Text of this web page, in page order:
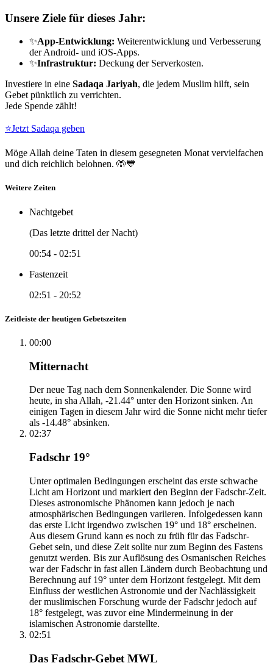
Unsere Ziele für dieses Jahr:
✨App-Entwicklung: Weiterentwicklung und Verbesserung
der Android- und iOS-Apps.
✨Infrastruktur: Deckung der Serverkosten.
Investiere in eine Sadaqa Jariyah, die jedem Muslim hilft, sein
Gebet pünktlich zu verrichten.
Jede Spende zählt!
⭐Jetzt Sadaqa geben
Möge Allah deine Taten in diesem gesegneten Monat vervielfachen
und dich reichlich belohnen. 🤲💙
Weitere Zeiten
Nachtgebet
(Das letzte drittel der Nacht)
00:54 - 02:51
Fastenzeit
02:51 - 20:52
Zeitleiste der heutigen Gebetszeiten
00:00
Mitternacht
Der neue Tag nach dem Sonnenkalender. Die Sonne wird
heute, in sha Allah, -21.44° unter den Horizont sinken. An
einigen Tagen in diesem Jahr wird die Sonne nicht mehr tiefer
als -14.48° absinken.
02:37
Fadschr 19°
Unter optimalen Bedingungen erscheint das erste schwache
Licht am Horizont und markiert den Beginn der Fadschr-Zeit.
Dieses astronomische Phänomen kann jedoch je nach
atmosphärischen Bedingungen variieren. Infolgedessen kann
das erste Licht irgendwo zwischen 19° und 18° erscheinen.
Aus diesem Grund kann es noch zu früh für das Fadschr-
Gebet sein, und diese Zeit sollte nur zum Beginn des Fastens
genutzt werden. Bis zur Auflösung des Osmanischen Reiches
war der Fadschr in fast allen Ländern durch Beobachtung und
Berechnung auf 19° unter dem Horizont festgelegt. Mit dem
Einfluss der westlichen Astronomie und der Nachlässigkeit
der muslimischen Forschung wurde der Fadschr jedoch auf
18° festgelegt, was zuvor eine Mindermeinung in der
islamischen Astronomie darstellte.
02:51
Das Fadschr-Gebet MWL